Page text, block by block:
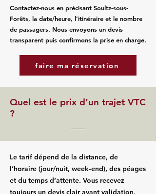
Contactez‑nous en précisant Soultz-sous-
Forêts, la date/heure, l’itinéraire et le nombre
de passagers. Nous envoyons un devis
transparent puis confirmons la prise en charge.
faire ma réservation
Quel est le prix d’un trajet VTC
?
Le tarif dépend de la distance, de
l’horaire (jour/nuit, week‑end), des péages
et du temps d’attente. Vous recevez
toujours un devis clair avant validation,